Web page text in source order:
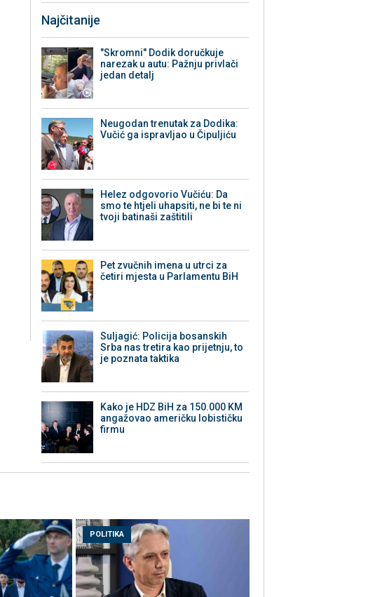
Najčitanije
"Skromni" Dodik doručkuje
narezak u autu: Pažnju privlači
jedan detalj
Neugodan trenutak za Dodika:
Vučić ga ispravljao u Čipuljiću
Helez odgovorio Vučiću: Da
smo te htjeli uhapsiti, ne bi te ni
tvoji batinaši zaštitili
Pet zvučnih imena u utrci za
četiri mjesta u Parlamentu BiH
Suljagić: Policija bosanskih
Srba nas tretira kao prijetnju, to
je poznata taktika
Kako je HDZ BiH za 150.000 KM
angažovao američku lobističku
firmu
POLITIKA